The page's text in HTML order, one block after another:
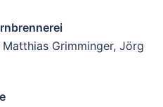
Grimminger, Jörg